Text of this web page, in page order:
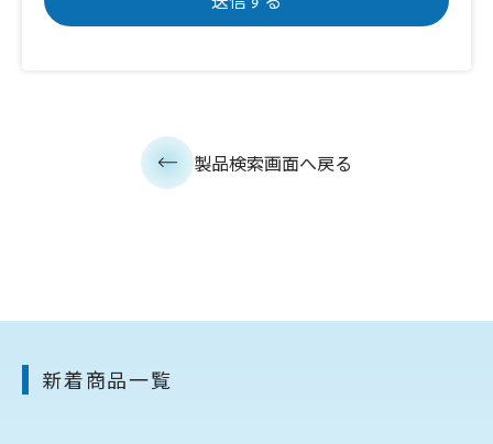
製品検索画面へ戻る
新着商品一覧